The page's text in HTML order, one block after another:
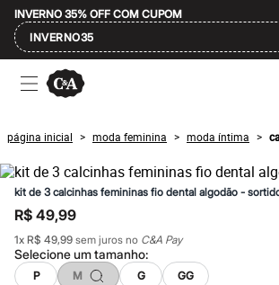
INVERNO 35% OFF COM CUPOM
INVERNO35
Ofertas
Compre por Departamento
Masculino
Infantil
Calçados
Mindse7
Plus Size
Até 20% off
Até 40% off
Até 60% off
A partir de 60% off
Feminino
página inicial > moda feminina > moda íntima >
kit de 3 calcinhas femininas fio dental algodão -
R$ 49,99
1x R$ 49,99 sem juros no C&A Pay
Selecione umtamanho:
P M G GG